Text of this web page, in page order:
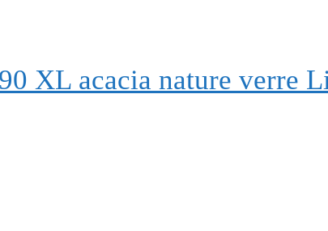
XL acacia nature verre